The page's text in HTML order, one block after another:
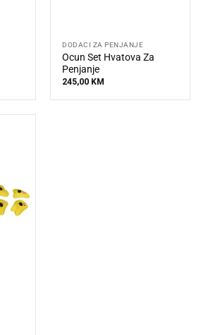
DODACI ZA PENJANJE
Ocun Set Hvatova Za
Penjanje
245,00 KM